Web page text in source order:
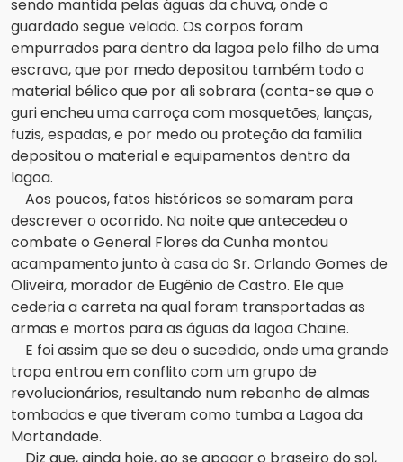
sendo mantida pelas águas da chuva, onde o
guardado segue velado. Os corpos foram
empurrados para dentro da lagoa pelo filho de uma
escrava, que por medo depositou também todo o
material bélico que por ali sobrara (conta-se que o
guri encheu uma carroça com mosquetões, lanças,
fuzis, espadas, e por medo ou proteção da família
depositou o material e equipamentos dentro da
lagoa.
Aos poucos, fatos históricos se somaram para
descrever o ocorrido. Na noite que antecedeu o
combate o General Flores da Cunha montou
acampamento junto à casa do Sr. Orlando Gomes de
Oliveira, morador de Eugênio de Castro. Ele que
cederia a carreta na qual foram transportadas as
armas e mortos para as águas da lagoa Chaine.
E foi assim que se deu o sucedido, onde uma grande
tropa entrou em conflito com um grupo de
revolucionários, resultando num rebanho de almas
tombadas e que tiveram como tumba a Lagoa da
Mortandade.